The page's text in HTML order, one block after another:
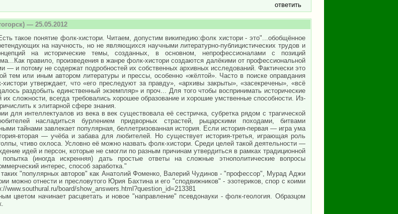
ответить
— 25.05.2012
такое понятие фолк-хистори. Читаем, допустим википедию:фолк хистори - это"...обобщённое
на научность, но не являющихся научными литературно-публицистических трудов и
на исторические темы, созданных, в основном, непрофессионалами с позиций
правило, произведения в жанре фолк-хистори создаются далёкими от профессиональной
— и потому не содержат подробностей их собственных архивных исследований. Фактически это
тем или иным автором литературы и прессы, особенно «жёлтой». Часто в поиске оправдания
хистори утверждает, что «его преследуют за правду», «архивы закрыты», «засекречены», «всё
раздобыть единственный экземпляр» и проч... Для того чтобы воспринимать исторические
сложности, всегда требовались хорошее образование и хорошие умственные способности. Из-
к элитарной сфере знания.
для интеллектуалов из века в век существовала её сестричка, субретка рядом с трагической
насладиться бурлением придворных страстей, рыцарскими походами, битвами
тайнами завлекает популярная, беллетризованная история. Если история-первая — игра ума
вторая — учёба и забава для любителей. Но существует история-третья, играющая роль
чтиво охлоса. Условно её можно назвать фолк-хистори. Среди целей такой деятельности —
идей и персон, которые не смогли по разным причинам утвердиться в рамках традиционной
попытка (иногда искренняя) дать простые ответы на сложные этнополитические вопросы
интерес, способ заработка."
"популярных авторов" как Анатолий Фоменко, Валерий Чудинов - "профессор", Мурад Аджи
можно отнести и пресловутого Юрия Бахтина и его "сподвижников" - эзотериков, спор с коими
www.southural.ru/board/show_answers.html?question_id=213381
цветом начинает расцветать и новое "направление" псевдонауки - фолк-геология. Образцом